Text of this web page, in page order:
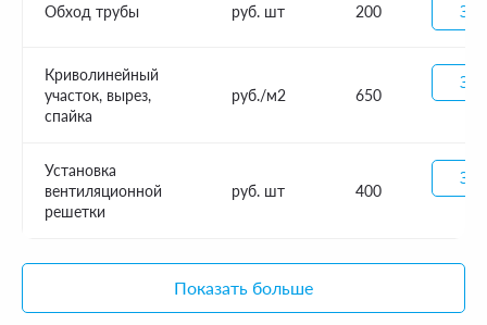
Обход трубы руб. шт 200
Криволинейный
участок, вырез,
спайка
руб./м2 650
Установка
вентиляционной
решетки
руб. шт 400
Показать больше